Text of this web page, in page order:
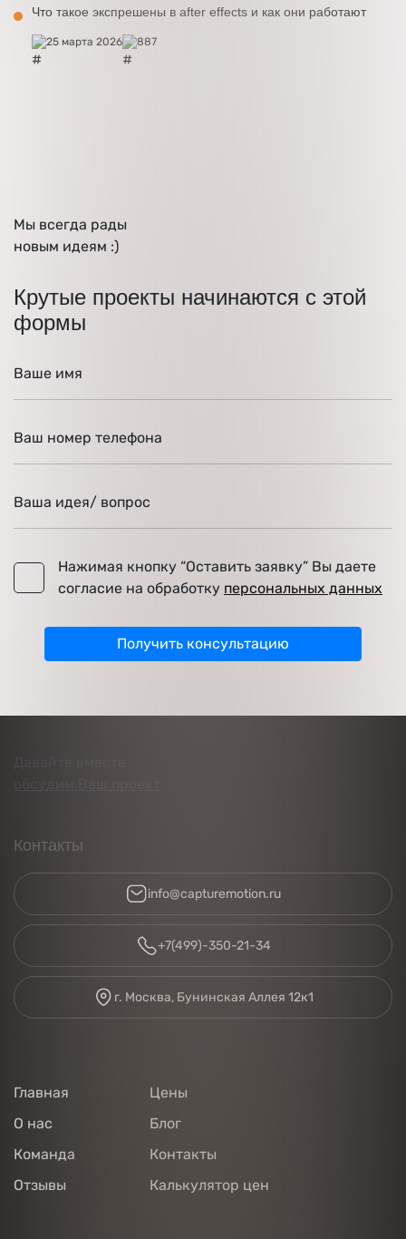
Что такое экспрешены в after effects и как они работают
25 марта 2026 887
Мы всегда рады
новым идеям :)
Крутые проекты начинаются с этой
формы
Ваше имя
Ваш номер телефона
Ваша идея/ вопрос
Нажимая кнопку “Оставить заявку” Вы даете
Нажимая кнопку “Оставить заявку” Вы даете
согласие на обработку персональных данных
Получить консультацию
Контакты
info@capturemotion.ru
+7(499)-350-21-34
г. Москва, Бунинская Аллея 12к1
Главная
О нас
Команда
Отзывы
Цены
Блог
Контакты
Калькулятор цен